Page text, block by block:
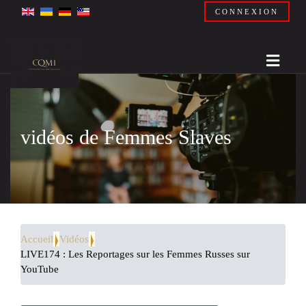
CONNEXION
vidéos de Femmes Slaves
Accueil Vidéos
LIVE174 : Les Reportages sur les Femmes Russes sur
YouTube